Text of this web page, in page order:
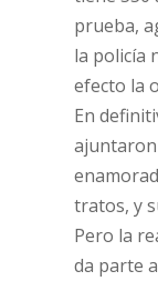
prueba,
la policía
efecto la
En
ajuntaron
tratos, y
Pero la
da parte